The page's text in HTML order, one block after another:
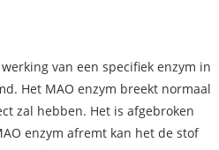
van een specifiek enzym in
Het MAO enzym breekt normaal
zal hebben. Het is afgebroken
enzym afremt kan het de stof